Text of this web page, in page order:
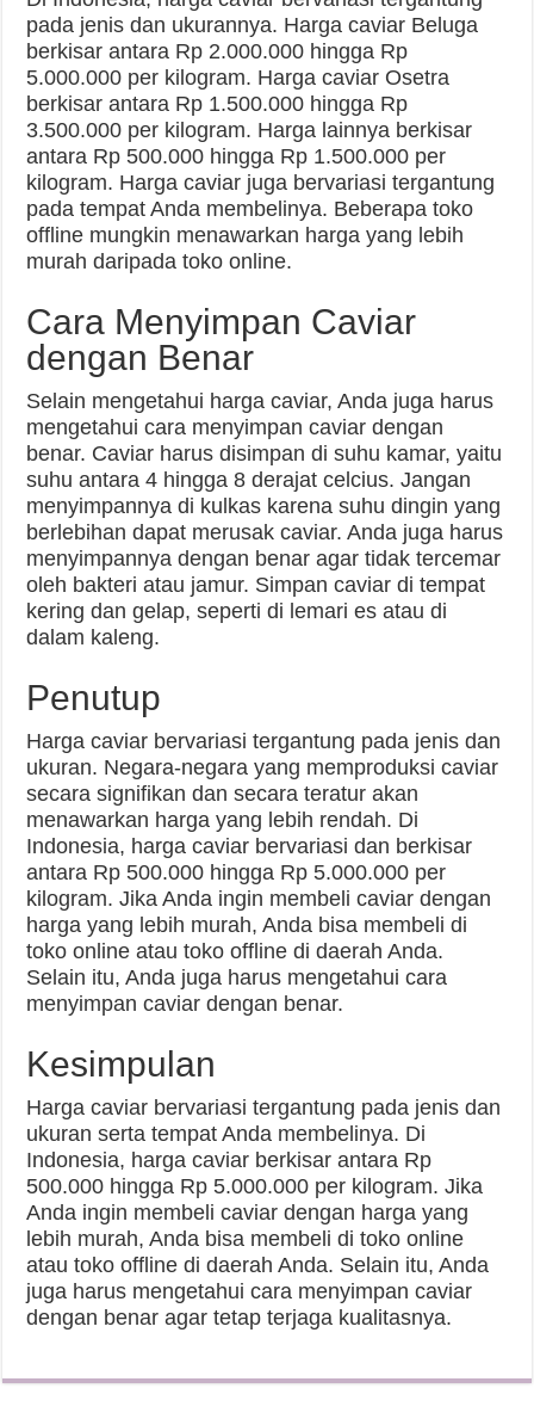
pada jenis dan ukurannya. Harga caviar Beluga
berkisar antara Rp 2.000.000 hingga Rp
5.000.000 per kilogram. Harga caviar Osetra
berkisar antara Rp 1.500.000 hingga Rp
3.500.000 per kilogram. Harga lainnya berkisar
antara Rp 500.000 hingga Rp 1.500.000 per
kilogram. Harga caviar juga bervariasi tergantung
pada tempat Anda membelinya. Beberapa toko
offline mungkin menawarkan harga yang lebih
murah daripada toko online.
Cara Menyimpan Caviar
dengan Benar
Selain mengetahui harga caviar, Anda juga harus
mengetahui cara menyimpan caviar dengan
benar. Caviar harus disimpan di suhu kamar, yaitu
suhu antara 4 hingga 8 derajat celcius. Jangan
menyimpannya di kulkas karena suhu dingin yang
berlebihan dapat merusak caviar. Anda juga harus
menyimpannya dengan benar agar tidak tercemar
oleh bakteri atau jamur. Simpan caviar di tempat
kering dan gelap, seperti di lemari es atau di
dalam kaleng.
Penutup
Harga caviar bervariasi tergantung pada jenis dan
ukuran. Negara-negara yang memproduksi caviar
secara signifikan dan secara teratur akan
menawarkan harga yang lebih rendah. Di
Indonesia, harga caviar bervariasi dan berkisar
antara Rp 500.000 hingga Rp 5.000.000 per
kilogram. Jika Anda ingin membeli caviar dengan
harga yang lebih murah, Anda bisa membeli di
toko online atau toko offline di daerah Anda.
Selain itu, Anda juga harus mengetahui cara
menyimpan caviar dengan benar.
Kesimpulan
Harga caviar bervariasi tergantung pada jenis dan
ukuran serta tempat Anda membelinya. Di
Indonesia, harga caviar berkisar antara Rp
500.000 hingga Rp 5.000.000 per kilogram. Jika
Anda ingin membeli caviar dengan harga yang
lebih murah, Anda bisa membeli di toko online
atau toko offline di daerah Anda. Selain itu, Anda
juga harus mengetahui cara menyimpan caviar
dengan benar agar tetap terjaga kualitasnya.